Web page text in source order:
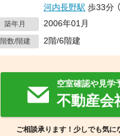
河内長野駅 歩33分 （
築年月 2006年01月
階数/階建 2階/6階建
空室確認や見学
不動産会
ご相談承ります！少しでも気に